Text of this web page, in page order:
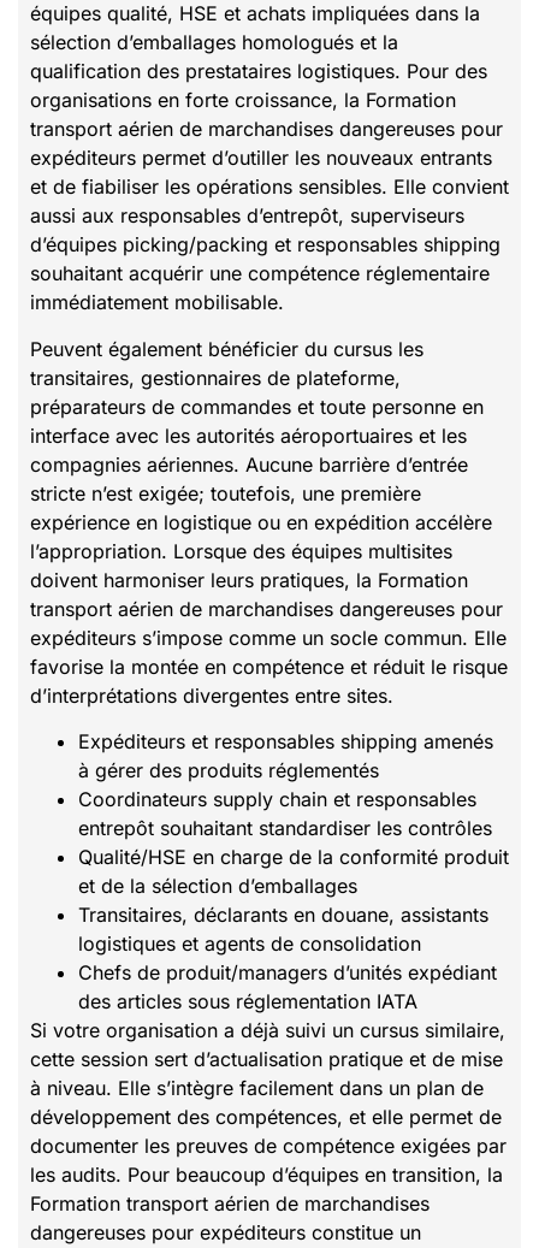
équipes qualité, HSE et achats impliquées dans la
sélection d’emballages homologués et la
qualification des prestataires logistiques. Pour des
organisations en forte croissance, la Formation
transport aérien de marchandises dangereuses pour
expéditeurs permet d’outiller les nouveaux entrants
et de fiabiliser les opérations sensibles. Elle convient
aussi aux responsables d’entrepôt, superviseurs
d’équipes picking/packing et responsables shipping
souhaitant acquérir une compétence réglementaire
immédiatement mobilisable.
Peuvent également bénéficier du cursus les
transitaires, gestionnaires de plateforme,
préparateurs de commandes et toute personne en
interface avec les autorités aéroportuaires et les
compagnies aériennes. Aucune barrière d’entrée
stricte n’est exigée; toutefois, une première
expérience en logistique ou en expédition accélère
l’appropriation. Lorsque des équipes multisites
doivent harmoniser leurs pratiques, la Formation
transport aérien de marchandises dangereuses pour
expéditeurs s’impose comme un socle commun. Elle
favorise la montée en compétence et réduit le risque
d’interprétations divergentes entre sites.
Expéditeurs et responsables shipping amenés
à gérer des produits réglementés
Coordinateurs supply chain et responsables
entrepôt souhaitant standardiser les contrôles
Qualité/HSE en charge de la conformité produit
et de la sélection d’emballages
Transitaires, déclarants en douane, assistants
logistiques et agents de consolidation
Chefs de produit/managers d’unités expédiant
des articles sous réglementation IATA
Si votre organisation a déjà suivi un cursus similaire,
cette session sert d’actualisation pratique et de mise
à niveau. Elle s’intègre facilement dans un plan de
développement des compétences, et elle permet de
documenter les preuves de compétence exigées par
les audits. Pour beaucoup d’équipes en transition, la
Formation transport aérien de marchandises
dangereuses pour expéditeurs constitue un